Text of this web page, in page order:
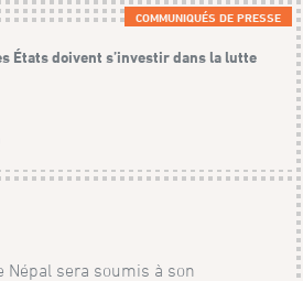
COMMUNIQUÉS DE PRESSE
États doivent s’investir dans la lutte
Népal sera soumis à son